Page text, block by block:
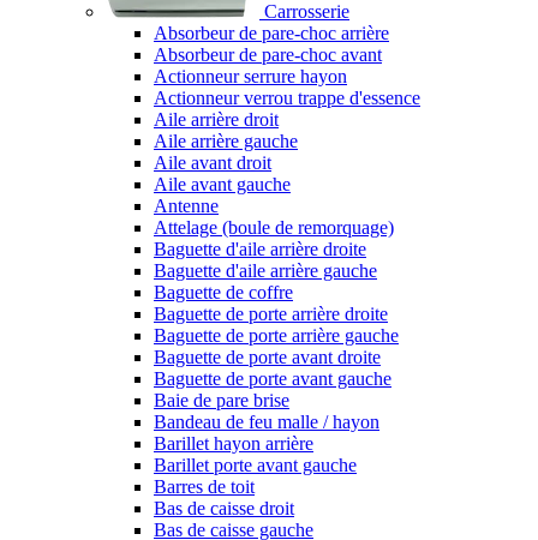
Carrosserie
Absorbeur de pare-choc arrière
Absorbeur de pare-choc avant
Actionneur serrure hayon
Actionneur verrou trappe d'essence
Aile arrière droit
Aile arrière gauche
Aile avant droit
Aile avant gauche
Antenne
Attelage (boule de remorquage)
Baguette d'aile arrière droite
Baguette d'aile arrière gauche
Baguette de coffre
Baguette de porte arrière droite
Baguette de porte arrière gauche
Baguette de porte avant droite
Baguette de porte avant gauche
Baie de pare brise
Bandeau de feu malle / hayon
Barillet hayon arrière
Barillet porte avant gauche
Barres de toit
Bas de caisse droit
Bas de caisse gauche